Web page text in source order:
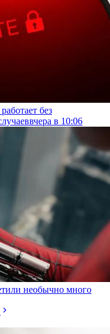
без
вчера в 10:06
необычно много